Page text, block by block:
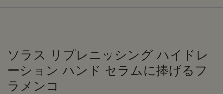
ソラス リプレニッシング ハイドレ
ーション ハンド セラムに捧げるフ
ラメンコ